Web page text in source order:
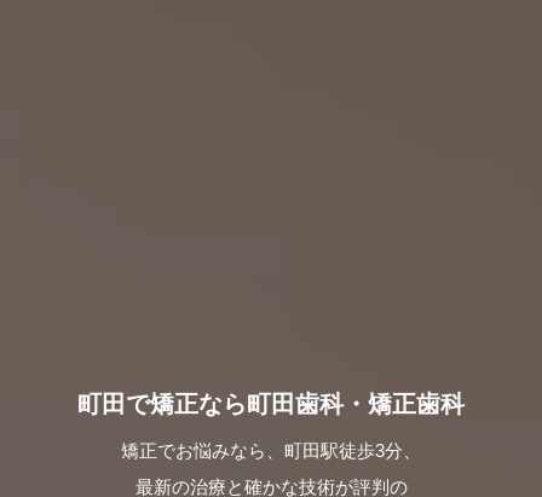
町田で矯正なら町田歯科・矯正歯科
矯正でお悩みなら、町田駅徒歩3分、
最新の治療と確かな技術が評判の